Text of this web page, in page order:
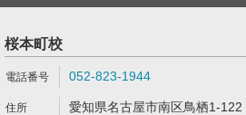
桜本町校
052-823-1944
愛知県名古屋市南区鳥栖1-122